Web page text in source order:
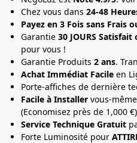
Chez vous dans 24-48
Payez en 3 Fois sans Frais
Garantie 30 JOURS
pour vous !
Garantie Produits 2 ans.
Achat Immédiat Facile en
Porte-affiches de dernière
Facile à Installer vous-
(Economisez près de 1,000 €)
Service Technique Gratuit
Forte Luminosité pour